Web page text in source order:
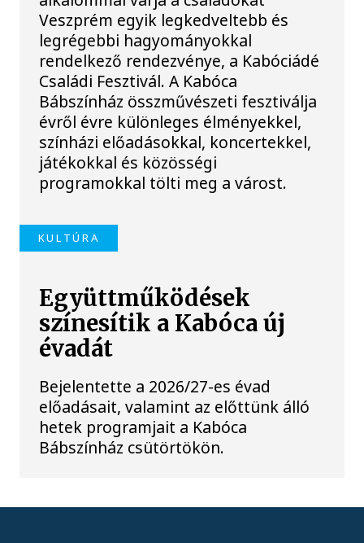
Veszprém egyik legkedveltebb és
legrégebbi hagyományokkal
rendelkező rendezvénye, a Kabóciádé
Családi Fesztivál. A Kabóca
Bábszínház összművészeti fesztiválja
évről évre különleges élményekkel,
színházi előadásokkal, koncertekkel,
játékokkal és közösségi
programokkal tölti meg a várost.
KULTÚRA
Együttműködések
színesítik a Kabóca új
évadát
Bejelentette a 2026/27-es évad
előadásait, valamint az előttünk álló
hetek programjait a Kabóca
Bábszínház csütörtökön.